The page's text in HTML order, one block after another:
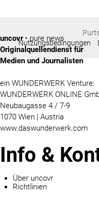
Nutzungsbedingungen
uncovr• pure news
Originalquellendienst für
Medien und Journalisten
ein WUNDERWERK Venture:
WUNDERWERK ONLINE
Neubaugasse 4 / 7-9
1070 Wien | Austria
www.daswunderwerk.com
Info &
Über uncovr
Richtlinien